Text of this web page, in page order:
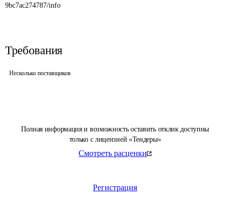
Полная информация и возможность оставить отклик доступны
только с лицензией «Тендеры»
Смотреть расценки
Регистрация
9bc7ac274787/info
Требования
Несколько поставщиков